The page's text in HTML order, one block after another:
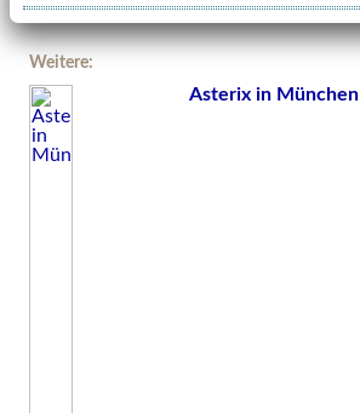
Weitere:
Asterix in München